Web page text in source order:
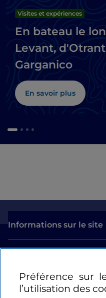
Visites et expériences
En bateau le
Levant,
Garganico
En savoir plus
Informations sur le site
Se connecter
Préférence sur
l’utilisation des